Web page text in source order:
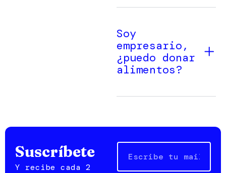
Soy
empresario,
¿puedo donar
alimentos?
Suscríbete
Y recibe cada 2
Email